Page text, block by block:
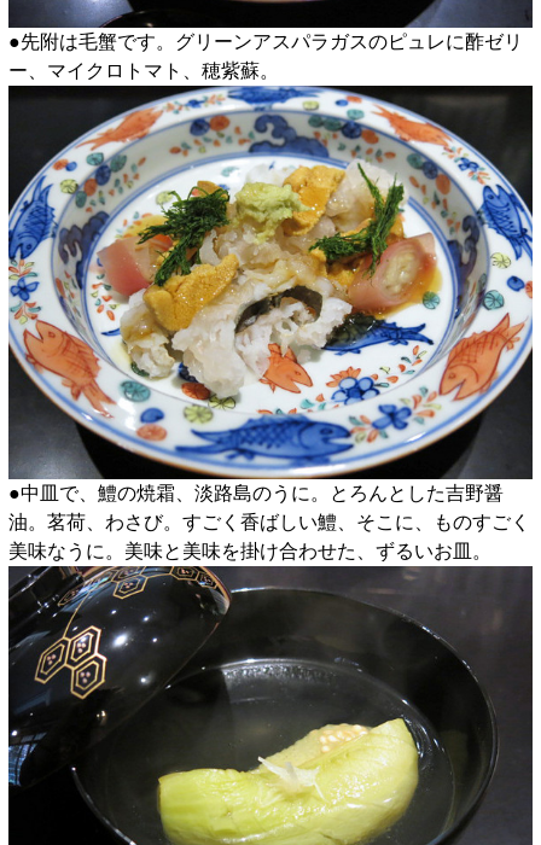
●先附は毛蟹です。グリーンアスパラガスのピュレに酢ゼリ
ー、マイクロトマト、穂紫蘇。
●中皿で、鱧の焼霜、淡路島のうに。とろんとした吉野醤
油。茗荷、わさび。すごく香ばしい鱧、そこに、ものすごく
美味なうに。美味と美味を掛け合わせた、ずるいお皿。